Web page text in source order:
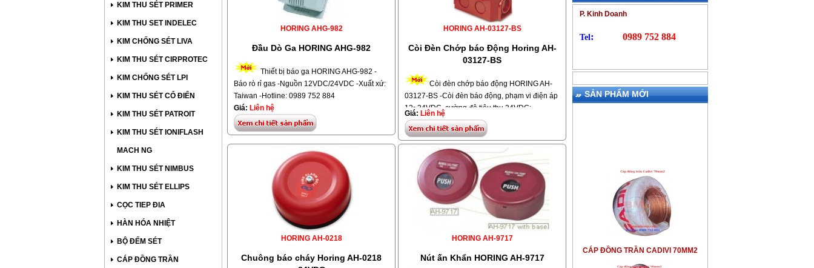
KIM THU SÉT PRIMER
KIM THU SET INDELEC
KIM CHỐNG SÉT LIVA
KIM THU SÉT CIRPROTEC
KIM CHỐNG SÉT LPI
KIM THU SÉT CỔ ĐIỂN
KIM THU SÉT PATROIT
KIM THU SÉT IONIFLASH
MACH NG
KIM THU SÉT NIMBUS
KIM THU SÉT ELLIPS
CỌC TIEP ĐIA
HÀN HÓA NHIỆT
BỘ ĐẾM SÉT
CÁP ĐỒNG TRẦN
HORING AHG-982
Đầu Dò Ga HORING AHG-982
Thiết bị báo ga HORING AHG-982 -
Báo rò rỉ gas -Nguồn 12VDC/24VDC -Xuất xứ:
Taiwan -Hotline: 0989 752 884
Giá: Liên hệ
HORING AH-03127-BS
Còi Đèn Chớp báo Động Horing AH-
03127-BS
Còi đèn chớp báo động HORING AH-
03127-BS -Còi đèn báo động, phạm vi điện áp
12~24VDC, cường độ tiêu thụ 24VDC:
14.5mA. Âm thanh xuất 24VDC dB (A) tại 1
mét: lớn nhất 114dB. Điều chỉnh được âm
lượng :0 ~20dB. Ngõ vào bảo vệ : IP42. Nhiệt
độ hoạt động: -25o ~ +80oC. Vật liệu: nhựa
tổng hợp ABS. -Hiệu: HORING, Model: AH-
03127-BS. Xuất xứ: Taiwan
Giá: Liên hệ
HORING AH-0218
Chuông báo cháy Horing AH-0218
HORING AH-9717
Nút ấn Khẩn HORING AH-9717
P. Kinh Doanh
Tel: 0989 752 884
SẢN PHẨM MỚI
CÁP ĐỒNG TRẦN CADIVI 70MM2